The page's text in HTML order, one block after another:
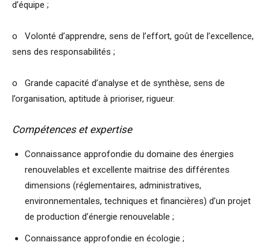
d’équipe ;
o Volonté d’apprendre, sens de l’effort, goût de l’excellence,
sens des responsabilités ;
o Grande capacité d’analyse et de synthèse, sens de
l’organisation, aptitude à prioriser, rigueur.
Compétences et expertise
Connaissance approfondie du domaine des énergies
renouvelables et excellente maitrise des différentes
dimensions (réglementaires, administratives,
environnementales, techniques et financières) d’un projet
de production d’énergie renouvelable ;
Connaissance approfondie en écologie ;